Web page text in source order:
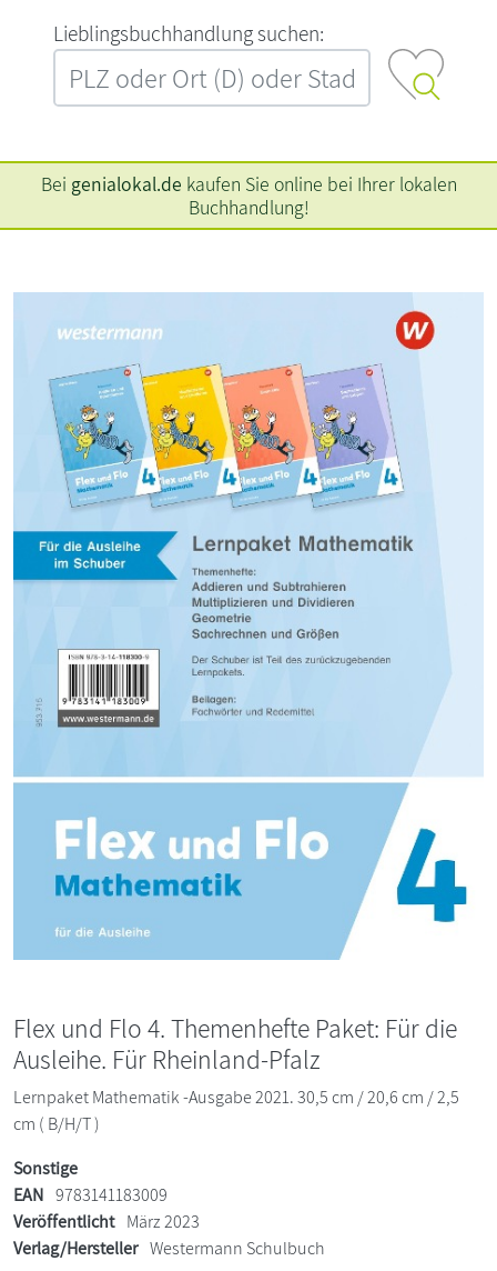
L‍i‍e‍b‍l‍i‍n‍g‍s‍b‍u‍c‍h‍h‍a‍n‍d‍l‍u‍n‍g‍ ‍s‍u‍c‍h‍e‍n‍:‍
Bei genialokal.de kaufen Sie online bei Ihrer lokalen
Buchhandlung!
Flex und Flo 4. Themenhefte Paket: Für die
Ausleihe. Für Rheinland-Pfalz
Lernpaket Mathematik -Ausgabe 2021. 30,5 cm / 20,6 cm / 2,5
cm ( B/H/T )
Sonstige
EAN 9783141183009
Veröffentlicht März 2023
Verlag/Hersteller Westermann Schulbuch